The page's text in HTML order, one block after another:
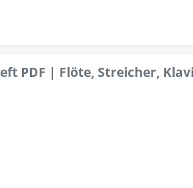
PDF | Flöte, Streicher,